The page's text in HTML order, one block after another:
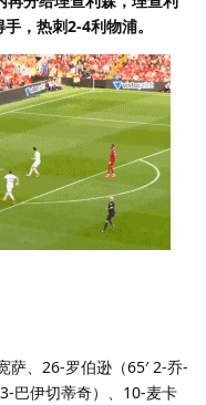
，热刺2-4利物浦。
萨、26-罗伯逊（65′ 2-乔-
巴伊切蒂奇）、10-麦卡